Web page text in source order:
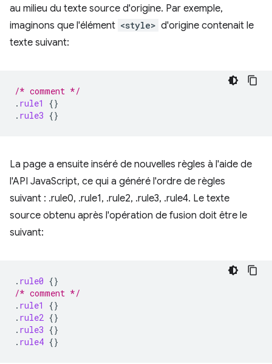
au milieu du texte source d'origine. Par exemple,
imaginons que l'élément <style> d'origine contenait le
texte suivant:
/* comment */
. rule1
{}
. rule3 {}
La page a ensuite inséré de nouvelles règles à l'aide de
l'API JavaScript, ce qui a généré l'ordre de règles
suivant : .rule0, .rule1, .rule2, .rule3, .rule4. Le texte
source obtenu après l'opération de fusion doit être le
suivant:
. rule0 {}
/* comment */
. rule1
{}
. rule2 {}
. rule3 {}
. rule4 {}